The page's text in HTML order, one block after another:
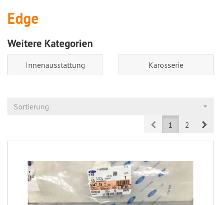
Edge
Weitere Kategorien
Innenausstattung Karosserie
Sortierung
Prev1 2